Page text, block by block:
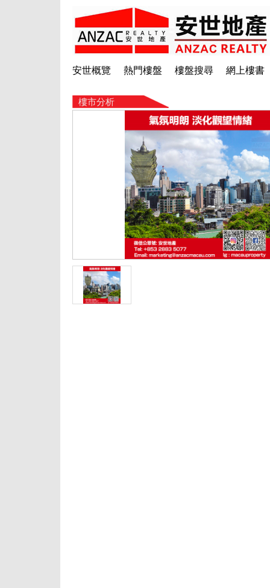
安世概覽 熱門樓盤 樓盤搜尋 網上樓書
樓市分析